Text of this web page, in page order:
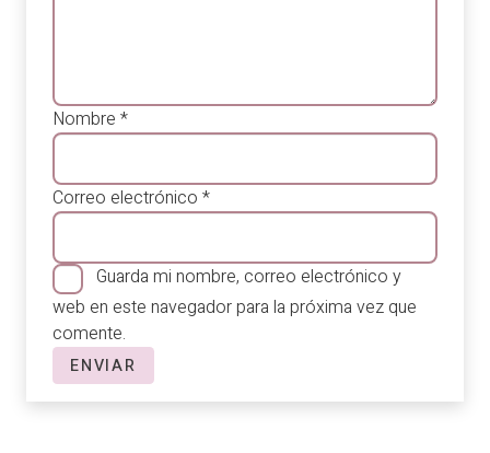
Nombre *
Correo electrónico *
Guarda mi nombre, correo electrónico y
web en este navegador para la próxima vez que
comente.